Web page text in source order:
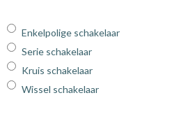
Enkelpolige schakelaar
Serie schakelaar
Kruis schakelaar
Wissel schakelaar